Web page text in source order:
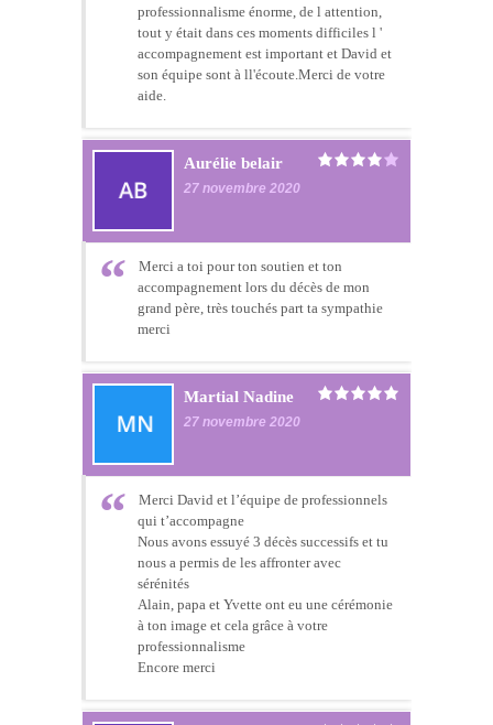
professionnalisme énorme, de l attention,
tout y était dans ces moments difficiles l '
accompagnement est important et David et
son équipe sont à ll'écoute.Merci de votre
aide.
Aurélie belair
27 novembre 2020
Merci a toi pour ton soutien et ton
accompagnement lors du décès de mon
grand père, très touchés part ta sympathie
merci
Martial Nadine
27 novembre 2020
Merci David et l’équipe de professionnels
qui t’accompagne
Nous avons essuyé 3 décès successifs et tu
nous a permis de les affronter avec
sérénités
Alain, papa et Yvette ont eu une cérémonie
à ton image et cela grâce à votre
professionnalisme
Encore merci